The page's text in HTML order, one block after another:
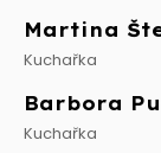
Martina
Kuchařka
Barbora
Kuchařka